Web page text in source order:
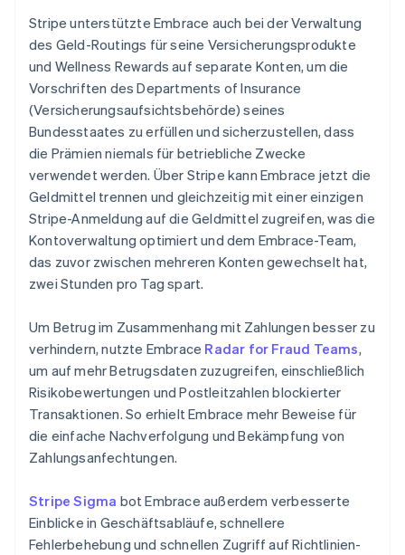
Stripe unterstützte Embrace auch bei der Verwaltung
des Geld-Routings für seine Versicherungsprodukte
und Wellness Rewards auf separate Konten, um die
Vorschriften des Departments of Insurance
(Versicherungsaufsichtsbehörde) seines
Bundesstaates zu erfüllen und sicherzustellen, dass
die Prämien niemals für betriebliche Zwecke
verwendet werden. Über Stripe kann Embrace jetzt die
Geldmittel trennen und gleichzeitig mit einer einzigen
Stripe-Anmeldung auf die Geldmittel zugreifen, was die
Kontoverwaltung optimiert und dem Embrace-Team,
das zuvor zwischen mehreren Konten gewechselt hat,
zwei Stunden pro Tag spart.
Um Betrug im Zusammenhang mit Zahlungen besser zu
verhindern, nutzte Embrace Radar for Fraud Teams,
um auf mehr Betrugsdaten zuzugreifen, einschließlich
Risikobewertungen und Postleitzahlen blockierter
Transaktionen. So erhielt Embrace mehr Beweise für
die einfache Nachverfolgung und Bekämpfung von
Zahlungsanfechtungen.
Stripe Sigma bot Embrace außerdem verbesserte
Einblicke in Geschäftsabläufe, schnellere
Fehlerbehebung und schnellen Zugriff auf Richtlinien-